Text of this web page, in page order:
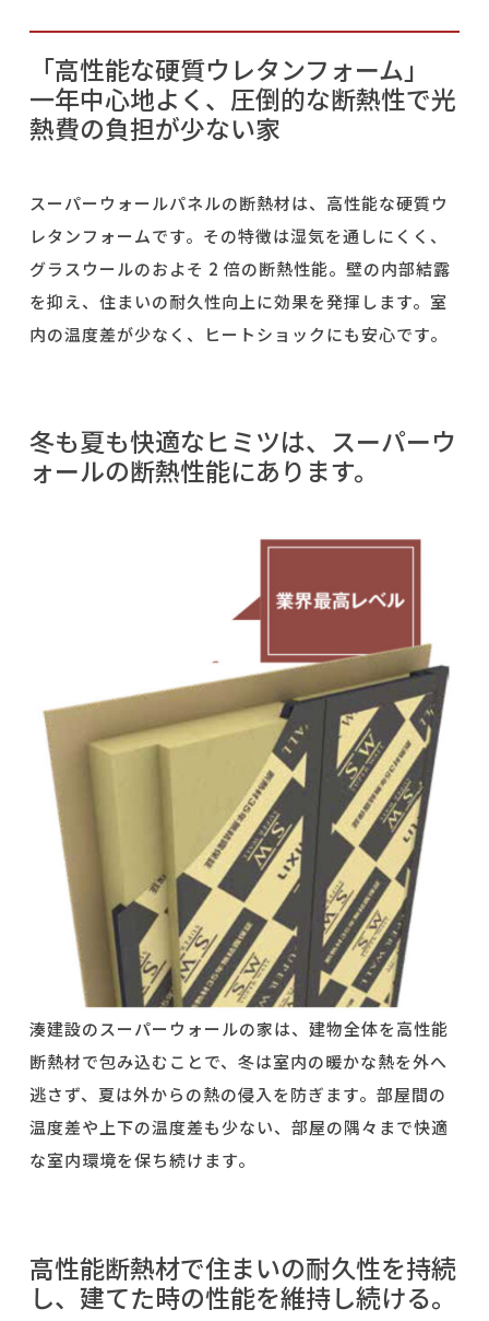
「高性能な硬質ウレタンフォーム」
一年中心地よく、圧倒的な断熱性で光
熱費の負担が少ない家
スーパーウォールパネルの断熱材は、高性能な硬質ウ
レタンフォームです。その特徴は湿気を通しにくく、
グラスウールのおよそ 2 倍の断熱性能。壁の内部結露
を抑え、住まいの耐久性向上に効果を発揮します。室
内の温度差が少なく、ヒートショックにも安心です。
冬も夏も快適なヒミツは、スーパーウ
ォールの断熱性能にあります。
湊建設のスーパーウォールの家は、建物全体を高性能
断熱材で包み込むことで、冬は室内の暖かな熱を外へ
逃さず、夏は外からの熱の侵入を防ぎます。部屋間の
温度差や上下の温度差も少ない、部屋の隅々まで快適
な室内環境を保ち続けます。
高性能断熱材で住まいの耐久性を持続
し、建てた時の性能を維持し続ける。